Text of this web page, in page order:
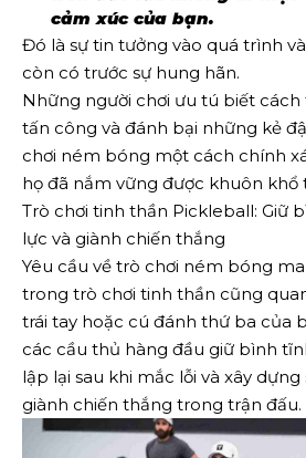
cảm xúc của bạn.
Đó là sự tin tưởng vào quá trình
còn có trước sự hung hãn.
Những người chơi ưu tú biết
tấn công và đánh bại những kẻ
chơi ném bóng một cách chính
họ đã nắm vững được khuôn khổ
Trò chơi tinh thần Pickleball: Giữ
lực và giành chiến thắng
Yêu cầu về trò chơi ném bóng
trong trò chơi tinh thần cũng
trái tay hoặc cú đánh thứ ba của
các cầu thủ hàng đầu giữ bình
lập lại sau khi mắc lỗi và xây
giành chiến thắng trong trận đấu.